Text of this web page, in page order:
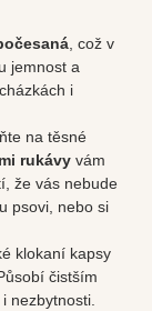
, což v
jemnost a
i
na těsné
rukávy vám
že vás nebude
psovi, nebo si
klokaní kapsy
čistším
nezbytnosti.